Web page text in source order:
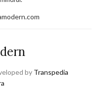
by Transpedia